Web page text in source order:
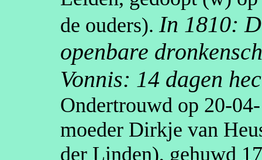
de ouders).In 1810:
openbare
Vonnis: 14 dagen
Ondertrouwd op
moeder Dirkje van
der Linden), gehuwd